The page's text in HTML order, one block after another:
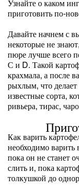
Узнайте о каком
приготовить по-
Давайте начнем с
некоторые не
пюре лучше всего
С и D. Такой
крахмала, а после
рыхлым, что
известные сорта,
ривьера, тирас,
Как варить
необходимо
пока он не станет
слить и, пока
толкушкой до